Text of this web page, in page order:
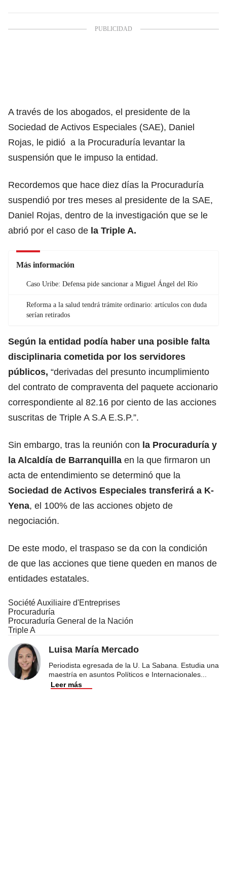
A través de los abogados, el presidente de la
Sociedad de Activos Especiales (SAE), Daniel
Rojas, le pidió a la Procuraduría levantar la
suspensión que le impuso la entidad.
Recordemos que hace diez días la Procuraduría
suspendió por tres meses al presidente de la SAE,
Daniel Rojas, dentro de la investigación que se le
abrió por el caso de la Triple A.
Más información
Caso Uribe: Defensa pide sancionar a Miguel Ángel del Río
Reforma a la salud tendrá trámite ordinario: artículos con duda
serían retirados
Según la entidad podía haber una posible falta
disciplinaria cometida por los servidores
públicos, “derivadas del presunto incumplimiento
del contrato de compraventa del paquete accionario
correspondiente al 82.16 por ciento de las acciones
suscritas de Triple A S.A E.S.P.”.
Sin embargo, tras la reunión con la Procuraduría y
la Alcaldía de Barranquilla en la que firmaron un
acta de entendimiento se determinó que la
Sociedad de Activos Especiales transferirá a K-
Yena, el 100% de las acciones objeto de
negociación.
De este modo, el traspaso se da con la condición
de que las acciones que tiene queden en manos de
entidades estatales.
Société Auxiliaire d'Entreprises
Procuraduría
Procuraduría General de la Nación
Triple A
Luisa María Mercado
Periodista egresada de la U. La Sabana. Estudia una
maestría en asuntos Políticos e Internacionales
Leer más